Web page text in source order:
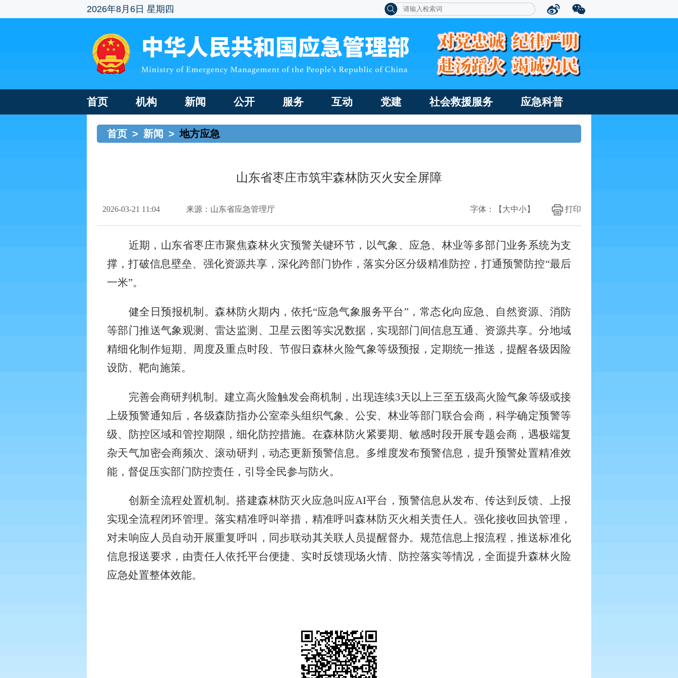
2026年8月6日 星期四
首页 机构 新闻 公开 服务 互动 党建 社会救援服务 应急科普
首页 > 新闻 > 地方应急
山东省枣庄市筑牢森林防灭火安全屏障
2026-03-21 11:04 来源：山东省应急管理厅 打印
字体：【 大中小】
近期，山东省枣庄市聚焦森林火灾预警关键环节，以气象、应急、林业等多部门业务系统为支
撑，打破信息壁垒、强化资源共享，深化跨部门协作，落实分区分级精准防控，打通预警防控“最后
一米”。
健全日预报机制。森林防火期内，依托“应急气象服务平台”，常态化向应急、自然资源、消防
等部门推送气象观测、雷达监测、卫星云图等实况数据，实现部门间信息互通、资源共享。分地域
精细化制作短期、周度及重点时段、节假日森林火险气象等级预报，定期统一推送，提醒各级因险
设防、靶向施策。
完善会商研判机制。建立高火险触发会商机制，出现连续3天以上三至五级高火险气象等级或接
上级预警通知后，各级森防指办公室牵头组织气象、公安、林业等部门联合会商，科学确定预警等
级、防控区域和管控期限，细化防控措施。在森林防火紧要期、敏感时段开展专题会商，遇极端复
杂天气加密会商频次、滚动研判，动态更新预警信息。多维度发布预警信息，提升预警处置精准效
能，督促压实部门防控责任，引导全民参与防火。
创新全流程处置机制。搭建森林防灭火应急叫应AI平台，预警信息从发布、传达到反馈、上报
实现全流程闭环管理。落实精准呼叫举措，精准呼叫森林防灭火相关责任人。强化接收回执管理，
对未响应人员自动开展重复呼叫，同步联动其关联人员提醒督办。规范信息上报流程，推送标准化
信息报送要求，由责任人依托平台便捷、实时反馈现场火情、防控落实等情况，全面提升森林火险
应急处置整体效能。